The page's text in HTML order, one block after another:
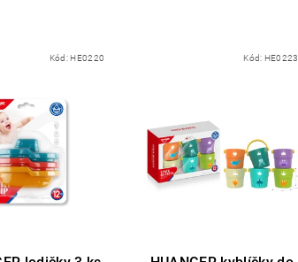
Kód: HE0220 Kód: HE0223